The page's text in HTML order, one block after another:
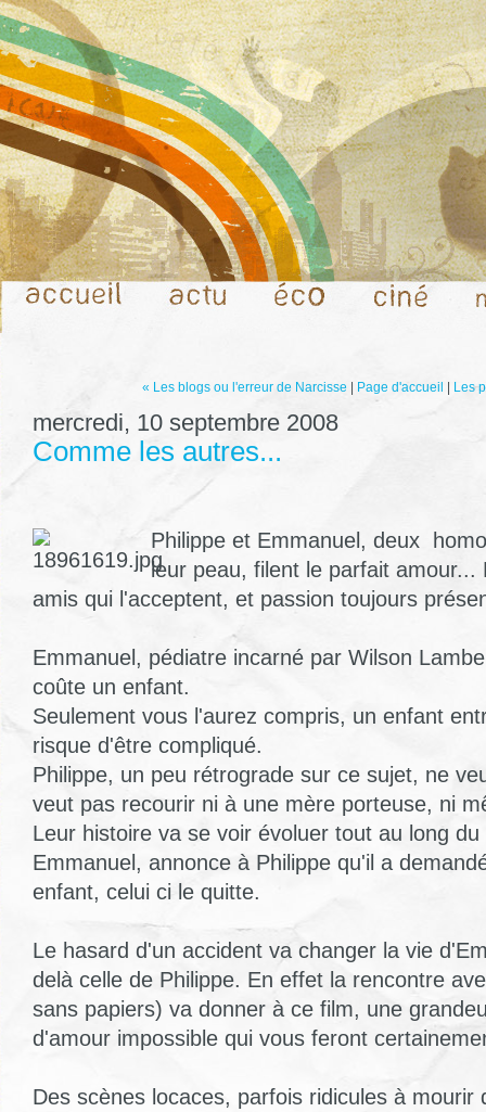
« Les blogs ou l'erreur de Narcisse Page d'accueil Les
mercredi, 10 septembre 2008
Comme les autres...
Philippe et Emmanuel, deux
leur peau, filent le parfait amour...
amis qui l'acceptent, et passion toujours
Emmanuel, pédiatre incarné par Wilson
coûte un enfant.
Seulement vous l'aurez compris, un enfant
risque d'être compliqué.
Philippe, un peu rétrograde sur ce sujet, ne
veut pas recourir ni à une mère porteuse, ni
Leur histoire va se voir évoluer tout au long
Emmanuel, annonce à Philippe qu'il a
enfant, celui ci le quitte.
Le hasard d'un accident va changer la vie
delà celle de Philippe. En effet la rencontre
sans papiers) va donner à ce film, une
d'amour impossible qui vous feront
Des scènes locaces, parfois ridicules à mourir